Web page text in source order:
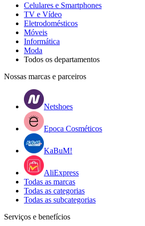
Celulares e Smartphones
TV e Vídeo
Eletrodomésticos
Móveis
Informática
Moda
Todos os departamentos
Nossas marcas e parceiros
Netshoes
Epoca Cosméticos
KaBuM!
AliExpress
Todas as marcas
Todas as categorias
Todas as subcategorias
Serviços e benefícios